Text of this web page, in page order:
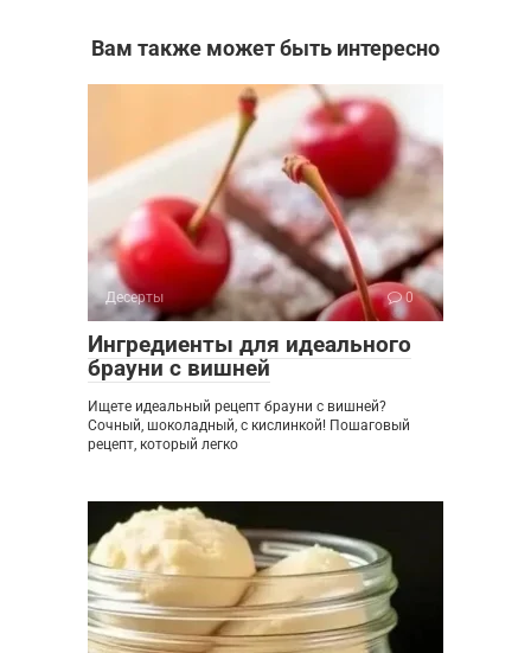
Вам также может быть интересно
Десерты 0
Ингредиенты для идеального
брауни с вишней
Ищете идеальный рецепт брауни с вишней?
Сочный, шоколадный, с кислинкой! Пошаговый
рецепт, который легко